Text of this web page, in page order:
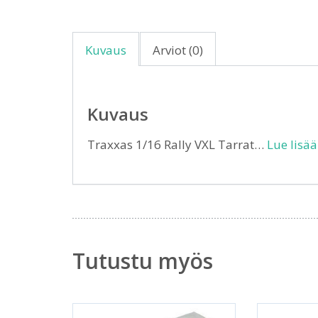
Kuvaus Arviot (0)
Kuvaus
Traxxas 1/16 Rally VXL Tarrat… Lue
Tutustu myös